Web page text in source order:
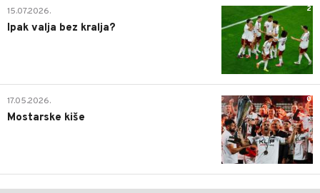
2
15.07.2026.
Ipak valja bez kralja?
0
17.05.2026.
Mostarske kiše